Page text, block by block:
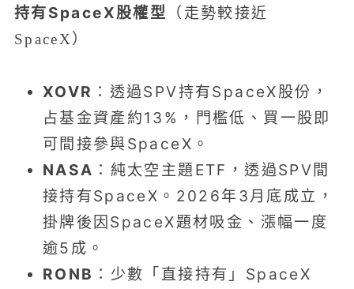
持有SpaceX股權型
（走勢較接近
SpaceX）
XOVR ：透過SPV持有SpaceX股份，
占基金資產約13%，門檻低、買一股即
可間接參與SpaceX。
NASA ：純太空主題ETF，透過SPV間
接持有SpaceX。2026年3月底成立，
掛牌後因SpaceX題材吸金、漲幅一度
逾5成。
RONB ：少數「直接持有」SpaceX